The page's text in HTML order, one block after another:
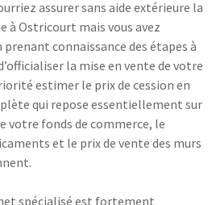
assurer sans aide extérieure la
à Ostricourt mais vous avez
connaissance des étapes à
la mise en vente de votre
estimer le prix de cession en
qui repose essentiellement sur
votre fonds de commerce, le
et le prix de vente des murs
spécialisé est fortement